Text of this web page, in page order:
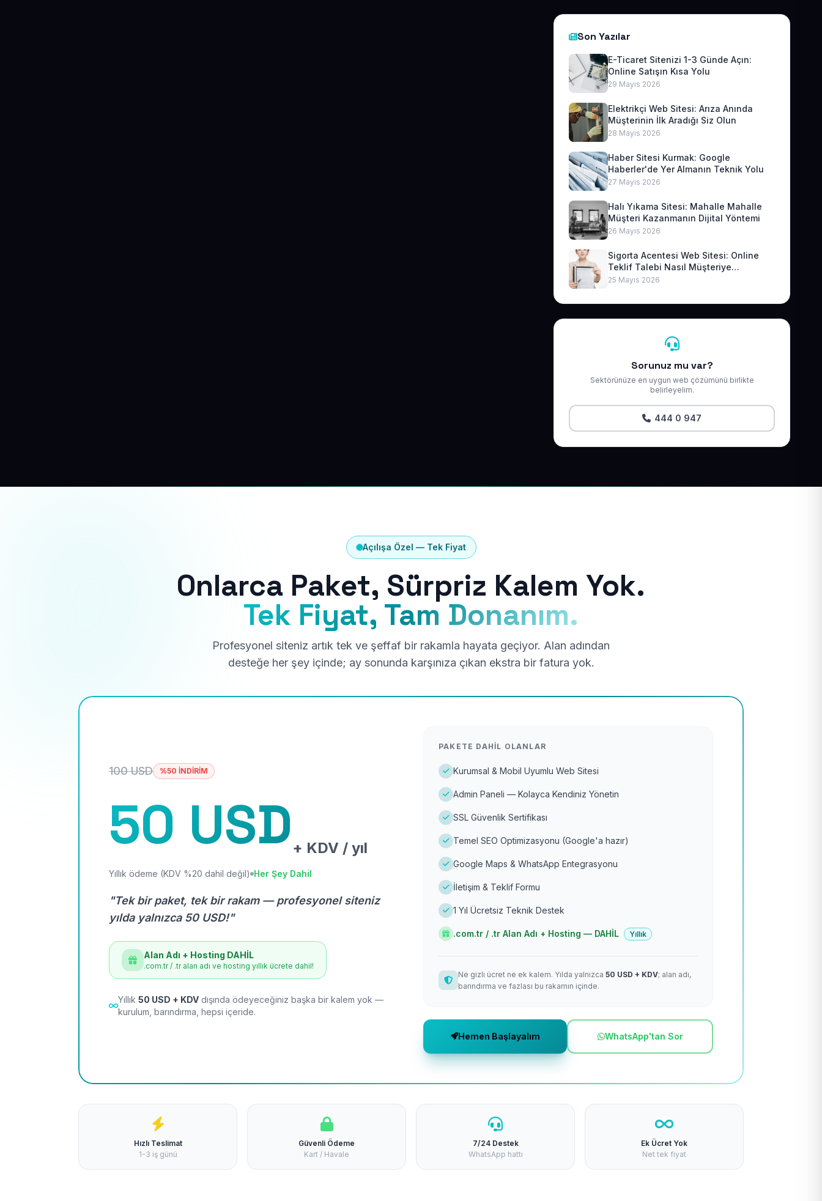
Son Yazılar
E-Ticaret Sitenizi 1-3 Günde Açın:
Online Satışın Kısa Yolu
29 Mayıs 2026
Elektrikçi Web Sitesi: Arıza Anında
Müşterinin İlk Aradığı Siz Olun
28 Mayıs 2026
Haber Sitesi Kurmak: Google
Haberler'de Yer Almanın Teknik Yolu
27 Mayıs 2026
Halı Yıkama Sitesi: Mahalle Mahalle
Müşteri Kazanmanın Dijital Yöntemi
26 Mayıs 2026
Sigorta Acentesi Web Sitesi: Online
Teklif Talebi Nasıl Müşteriye
Dönüşür?
25 Mayıs 2026
Sorunuz mu var?
Sektörünüze en uygun web çözümünü birlikte
belirleyelim.
444 0 947
Açılışa Özel — Tek Fiyat
Onlarca Paket, Sürpriz Kalem Yok.
Tek Fiyat, Tam Donanım.
Profesyonel siteniz artık tek ve şeffaf bir rakamla hayata geçiyor. Alan adından
desteğe her şey içinde; ay sonunda karşınıza çıkan ekstra bir fatura yok.
100 USD %50 İNDİRİM
50 USD+ KDV / yıl
Yıllık ödeme (KDV %20 dahil değil) Her Şey Dahil
"Tek bir paket, tek bir rakam — profesyonel siteniz
yılda yalnızca 50 USD!"
Alan Adı + Hosting DAHİL
.com.tr / .tr alan adı ve hosting yıllık ücrete dahil!
Yıllık 50 USD + KDV dışında ödeyeceğiniz başka bir kalem yok —
kurulum, barındırma, hepsi içeride.
PAKETE DAHIL OLANLAR
Kurumsal & Mobil Uyumlu Web Sitesi
Admin Paneli — Kolayca Kendiniz Yönetin
SSL Güvenlik Sertifikası
Temel SEO Optimizasyonu (Google'a hazır)
Google Maps & WhatsApp Entegrasyonu
İletişim & Teklif Formu
1 Yıl Ücretsiz Teknik Destek
.com.tr / .tr Alan Adı + Hosting — DAHİL Yıllık
Ne gizli ücret ne ek kalem. Yılda yalnızca 50 USD + KDV; alan adı,
barındırma ve fazlası bu rakamın içinde.
Hemen Başlayalım WhatsApp'tan Sor
Hızlı Teslimat
1-3 iş günü
Güvenli Ödeme
Kart / Havale
7/24 Destek
WhatsApp hattı
Ek Ücret Yok
Net tek fiyat